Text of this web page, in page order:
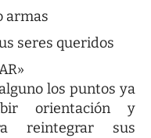
armas
seres queridos
los puntos ya
orientación y
reintegrar sus